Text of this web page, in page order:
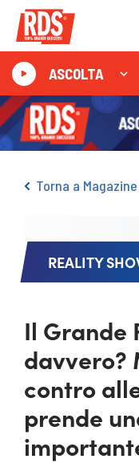
ASCOLTA
Torna a Magazine
REALITY
Il Grande
davvero?
contro
prende